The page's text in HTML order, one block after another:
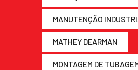
MANUTENÇÃO
MATHEY DEARMAN
MONTAGEM DE